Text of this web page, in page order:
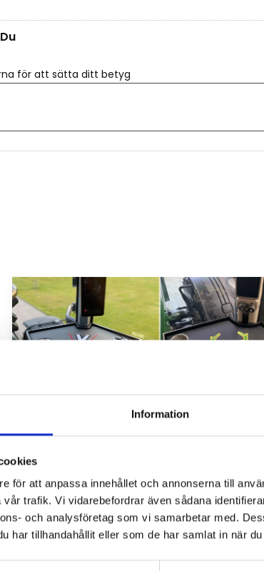
Information
för att anpassa innehållet och annonserna till
trafik. Vi vidarebefordrar även sådana
och analysföretag som vi samarbetar med.
har tillhandahållit eller som de har samlat in när
Du
för att sätta ditt betyg
Hyttbord till traktorn, den lilla
som gör stor skillnad i vardagen
Traktorhytten är för många mer än bara en
arbetet utförs. Det är kontoret, fikarummet och
även lunchplatsen under långa arbetsdagar....